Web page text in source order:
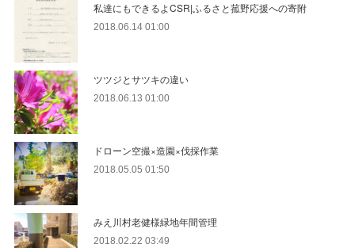
私達にもできるよCSR|ふるさと菰野応援への寄附
2018.06.14 01:00
ツツジとサツキの違い
2018.06.13 01:00
ドローン空撮×造園×伐採作業
2018.05.05 01:50
みえ川村老健様緑地年間管理
2018.02.22 03:49